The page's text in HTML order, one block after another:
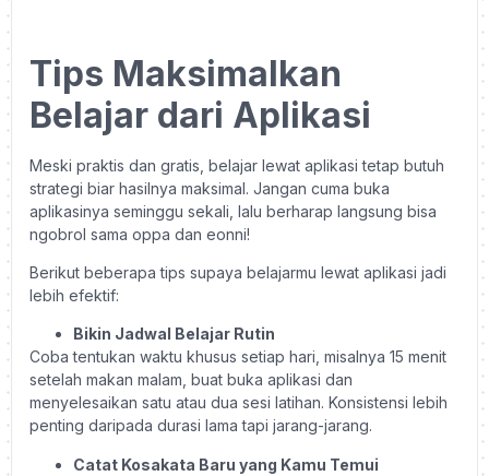
Tips Maksimalkan
Belajar dari Aplikasi
Meski praktis dan gratis, belajar lewat aplikasi tetap butuh
strategi biar hasilnya maksimal. Jangan cuma buka
aplikasinya seminggu sekali, lalu berharap langsung bisa
ngobrol sama oppa dan eonni!
Berikut beberapa tips supaya belajarmu lewat aplikasi jadi
lebih efektif:
Bikin Jadwal Belajar Rutin
Coba tentukan waktu khusus setiap hari, misalnya 15 menit
setelah makan malam, buat buka aplikasi dan
menyelesaikan satu atau dua sesi latihan. Konsistensi lebih
penting daripada durasi lama tapi jarang-jarang.
Catat Kosakata Baru yang Kamu Temui